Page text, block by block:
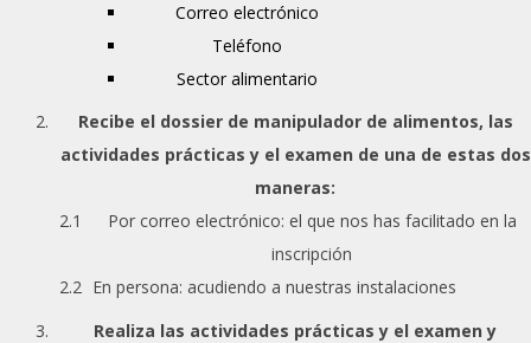
Correo electrónico
Teléfono
Sector alimentario
Recibe el dossier de manipulador de alimentos, las
actividades prácticas y el examen de una de estas dos
maneras:
Por correo electrónico: el que nos has facilitado en la
inscripción
En persona: acudiendo a nuestras instalaciones
Realiza las actividades prácticas y el examen y